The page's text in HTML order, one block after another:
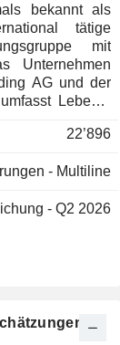
bekannt als
tätige
mit
Unternehmen
AG und der
Lebens-
ist
tätig.
bedient es
festigt seine
verschiedene
22’896
- Multiline
- Q2 2026